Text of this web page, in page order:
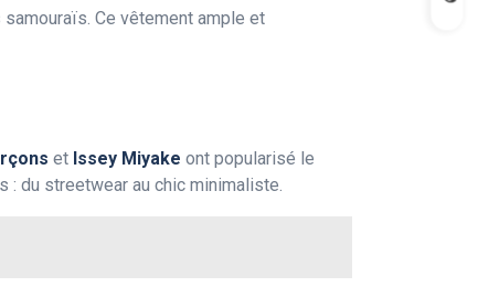
Ce vêtement ample et
et Issey Miyake ont popularisé le
: du streetwear au chic minimaliste.